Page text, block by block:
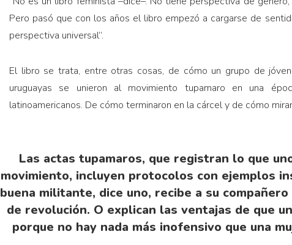
Pero pasó que con los años el libro empezó a cargarse de
perspectiva universal”.
El libro se trata, entre otras cosas, de cómo un grupo de
uruguayas se unieron al movimiento tupamaro en una
latinoamericanos. De cómo terminaron en la cárcel y de cómo
Las actas tupamaros, que registran lo que
movimiento, incluyen protocolos con ejemplos
buena militante, dice uno, recibe a su
de revolución. O explican las ventajas de que
porque no hay nada más inofensivo que una